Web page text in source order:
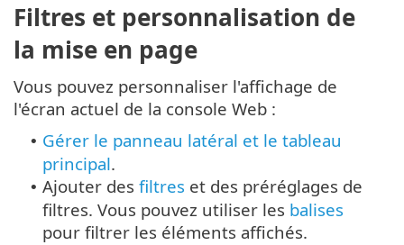
Filtres et personnalisation de
la mise en page
Vous pouvez personnaliser l'affichage de
l'écran actuel de la console Web :
• Gérer le panneau latéral et le tableau
principal.
• Ajouter des filtres et des préréglages de
filtres. Vous pouvez utiliser les balises
pour filtrer les éléments affichés.